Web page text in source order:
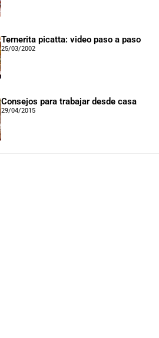
Ternerita picatta: video paso a paso
25/03/2002
Consejos para trabajar desde casa
29/04/2015